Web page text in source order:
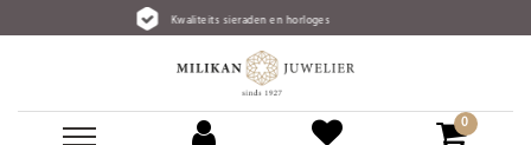
Kwaliteits sieraden en horloges
0